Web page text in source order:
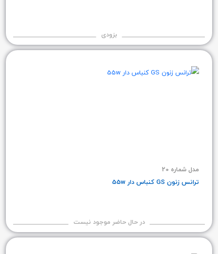
بزودی
مدل شماره 20
ترانس زنون GS کنباس دار 55w
در حال حاضر موجود نیست